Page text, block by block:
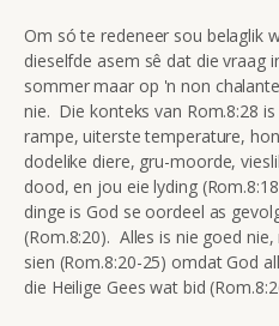
Om só te redeneer sou belaglik
dieselfde asem sê dat die vraag
sommer maar op 'n non
nie. Die konteks van Rom.8:28
rampe, uiterste temperature,
dodelike diere, gru-moorde,
dood, en jou eie lyding
dinge is God se oordeel as
(Rom.8:20). Alles is nie goed
sien (Rom.8:20-25) omdat God
die Heilige Gees wat bid